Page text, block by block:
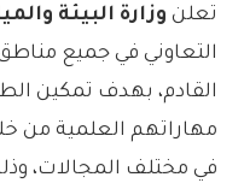
تعلن وزارة البيئة
التعاوني في جميع
القادم، بهدف تمكين
مهاراتهم العلمية من
في مختلف المجالات،